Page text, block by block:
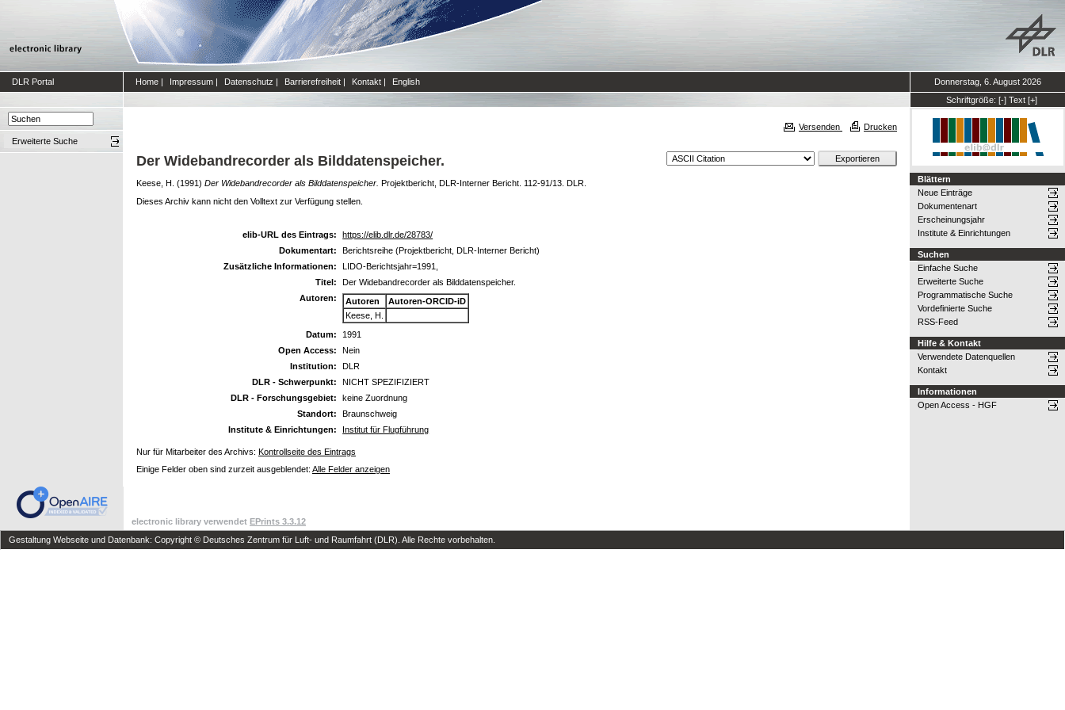
DLR Portal Home | Impressum | Datenschutz | Barrierefreiheit | Kontakt | English
Donnerstag, 6. August 2026
Schriftgröße: [-] Text [+]
Erweiterte Suche
Versenden Drucken
Der Widebandrecorder als Bilddatenspeicher.
Keese, H. (1991) Der Widebandrecorder als Bilddatenspeicher. Projektbericht, DLR-Interner Bericht. 112-91/13. DLR.
Dieses Archiv kann nicht den Volltext zur Verfügung stellen.
elib-URL des Eintrags:
https://elib.dlr.de/28783/
Dokumentart:
Berichtsreihe (Projektbericht, DLR-Interner Bericht)
Zusätzliche Informationen:
LIDO-Berichtsjahr=1991,
Titel:
Der Widebandrecorder als Bilddatenspeicher.
Autoren:
Autoren
Autoren-ORCID-iD
Keese, H.
Datum:
1991
Open Access:
Nein
Institution:
DLR
DLR - Schwerpunkt:
NICHT SPEZIFIZIERT
DLR - Forschungsgebiet:
keine Zuordnung
Standort:
Braunschweig
Institute & Einrichtungen:
Institut für Flugführung
Nur für Mitarbeiter des Archivs: Kontrollseite des Eintrags
Einige Felder oben sind zurzeit ausgeblendet: Alle Felder anzeigen
Blättern
Neue Einträge
Dokumentenart
Erscheinungsjahr
Institute & Einrichtungen
Suchen
Einfache Suche
Erweiterte Suche
Programmatische Suche
Vordefinierte Suche
RSS-Feed
Hilfe & Kontakt
Verwendete Datenquellen
Kontakt
Informationen
Open Access - HGF
electronic library verwendet EPrints 3.3.12
Gestaltung Webseite und Datenbank: Copyright © Deutsches Zentrum für Luft- und Raumfahrt (DLR). Alle Rechte vorbehalten.